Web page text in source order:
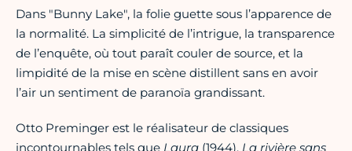
Dans "Bunny Lake", la folie guette sous l’apparence de
la normalité. La simplicité de l’intrigue, la transparence
de l’enquête, où tout paraît couler de source, et la
limpidité de la mise en scène distillent sans en avoir
l’air un sentiment de paranoïa grandissant.
Otto Preminger est le réalisateur de classiques
incontournables tels que Laura (1944), La rivière sans